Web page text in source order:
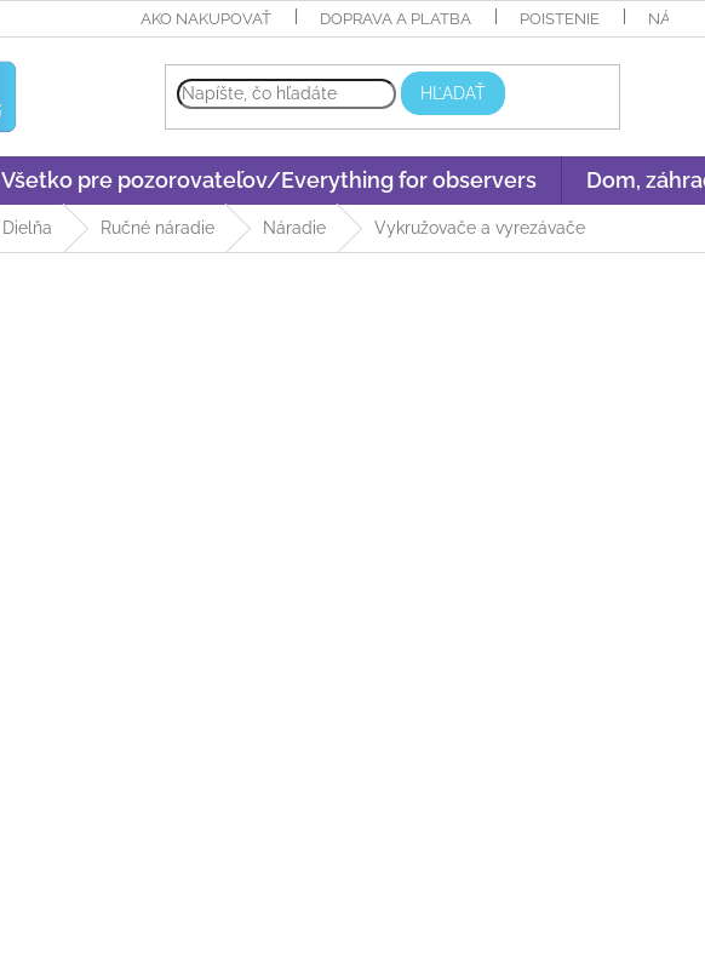
AKO NAKUPOVAŤ DOPRAVA A PLATBA POISTENIE NÁKUP
HĽADAŤ
Všetko pre pozorovateľov/Everything for observers Dom,
Dielňa Ručné náradie Náradie Vykružovače a vyrezávače